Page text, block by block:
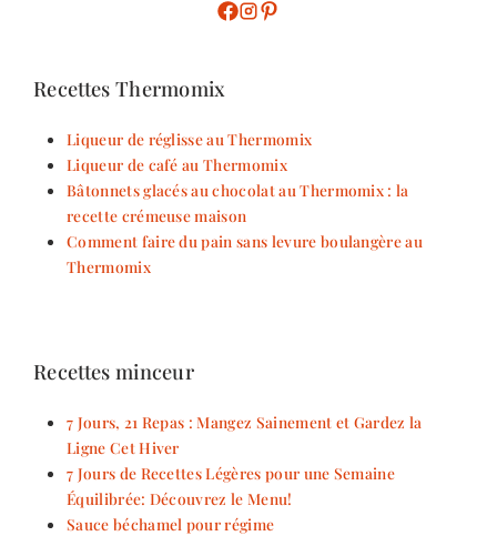
Recettes Thermomix
Liqueur de réglisse au Thermomix
Liqueur de café au Thermomix
Bâtonnets glacés au chocolat au Thermomix : la
recette crémeuse maison
Comment faire du pain sans levure boulangère au
Thermomix
Recettes minceur
7 Jours, 21 Repas : Mangez Sainement et Gardez la
Ligne Cet Hiver
7 Jours de Recettes Légères pour une Semaine
Équilibrée: Découvrez le Menu!
Sauce béchamel pour régime